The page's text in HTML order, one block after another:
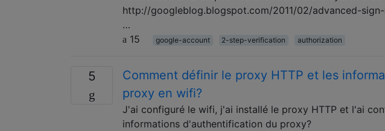
http://googleblog.blogspot.com/2011/02/advanced-
…
15
google-account 2-step-verification authorization
5
Comment définir le proxy HTTP et les
proxy en wifi?
J'ai configuré le wifi, j'ai installé le proxy HTTP et l'ai
informations d'authentification du proxy?